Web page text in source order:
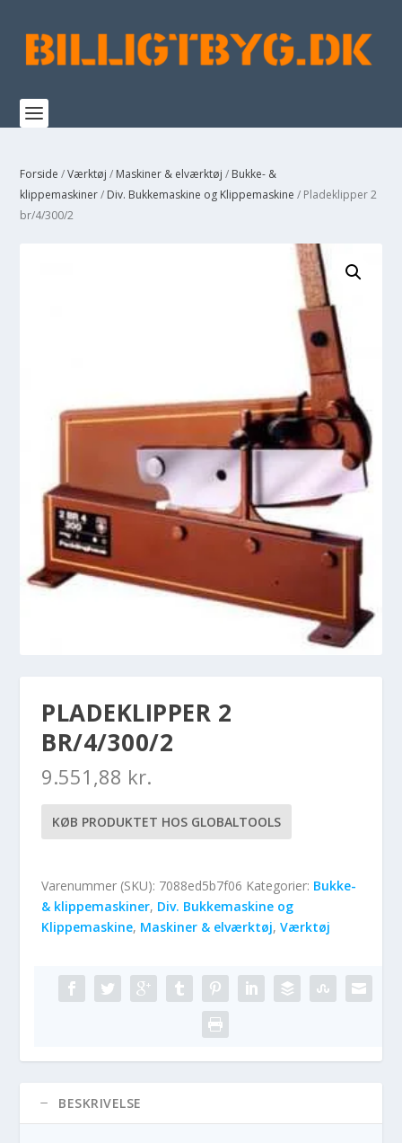
Forside /Værktøj / Maskiner & elværktøj / Bukke- &
klippemaskiner/ Div. Bukkemaskine og Klippemaskine / Pladeklipper 2
br/4/300/2
PLADEKLIPPER 2
BR/4/300/2
9.551,88 kr.
KØB PRODUKTET HOS GLOBALTOOLS
Varenummer (SKU): 7088ed5b7f06 Kategorier: Bukke-
& klippemaskiner, Div. Bukkemaskine og
Klippemaskine, Maskiner & elværktøj,Værktøj
BESKRIVELSE